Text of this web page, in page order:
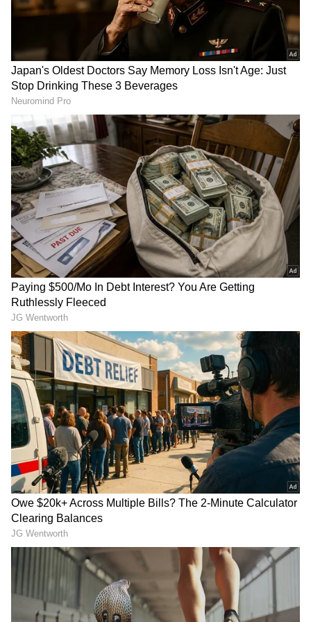
Bengaluru Rain; 1998ರ ಬಳಿಕ ಮೊದಲ ಬಾರಿ
ಬೆಂಗಳೂರಿನಲ್ಲಿ ಸುರಿದ ಭಾರೀ ಮಳೆ!
2017ರಿಂದಲೇ ಮಳೆುಂದ ಹೆಚ್ಚು ತೊಂದರೆಯನ್ನು
ನಿವಾಸಿಗಳು ಅನುಭಸುತ್ತಿದ್ದು, ಡ್ರೈನ್ಸ್‌ ಶಿಲ್ಟಿಂಗ್‌
ಮಾಡದಿರುವುದೇ ಮಳೆ ನೀರು ಮನೆಗಳಿಗೆ ನುಗ್ಗಲು
ಕಾರಣವಾಗಿದೆ. ಈ ಬಗ್ಗೆ ಬಿಬಿಎಂಪಿಗೆ ಹಲವಾರು ಭಾರಿ
ದೂರು ನೀಡಿದರೂ, ಬೇಸಿಗೆಯಲ್ಲಿ ಮಾಡಬೇಕಾದ
ಕಾಮಗಾರಿಗಳನ್ನು ಮಳೆಗಾಗಲದಲ್ಲಿ ಮಾಡುತ್ತಾರೆ.
ಸಾರ್ವಜನಿಕರ ಹಣ ಪೋಲಾಗುತ್ತಿದೆ. ಪ್ರೈಮರಿ
ಡ್ರೈನ್ಸ್‌ಗಳನ್ನು ಬಿಬಿಎಂಪಿ ಮುಚ್ಚಿ ಹಾಕಿದ್ದಾರೆ.
DOWNLOAD APP
ಕರ್ನಾಟಕ, ಭಾರತ (
ಕ್ಷಣಕ್ಷಣದ ಕನ್ನಡ ಸುದ್ದಿ (Kannada News)
ಅಪ್ಡೇಟ್‌ಗಳಿಗಾಗಿ ಏಷ್ಯಾನೆಟ್ ಸುವರ್ಣ ನ್ಯೂಸ್‌ ಫಾಲೋ
ಮಾಡಿ. ಬ್ರೇಕಿಂಗ್ ಸುದ್ದಿ (Latest Kannada News),
ವಿಶೇಷ ವರದಿಗಳು ಮತ್ತು ನೇರ ಪ್ರಸಾರಗಳೊಂದಿಗೆ
(kannada news live
) ಸಂಪೂರ್ಣ ಮಾಹಿತಿ ಒಂದೇ
ಕ್ಲಿಕ್‌ನಲ್ಲಿ ಲಭ್ಯ. ಏಷ್ಯಾನೆಟ್ ಸುವರ್ಣ ನ್ಯೂಸ್ ಅಧಿಕೃತ
ಆ್ಯಪ್ ಡೌನ್‌ಲೋಡ್ ಮಾಡಿ ಹಾಗು ಎಲ್ಲಾ ಅಪ್‌ಡೇಟ್
ಗಳನ್ನು ಪಡೆಯಿರಿ
RECOMMENDED STORIES